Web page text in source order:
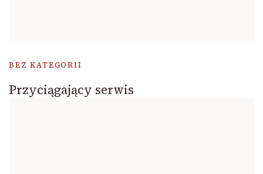
BEZ KATEGORII
Przyciągający serwis